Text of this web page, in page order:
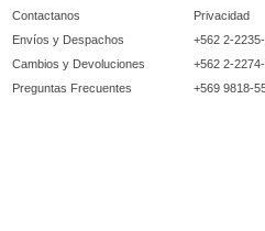
Contactanos
Envíos y Despachos
Cambios y Devoluciones
Preguntas Frecuentes
Privacidad
+562 2-
+562 2-
+569 9818-